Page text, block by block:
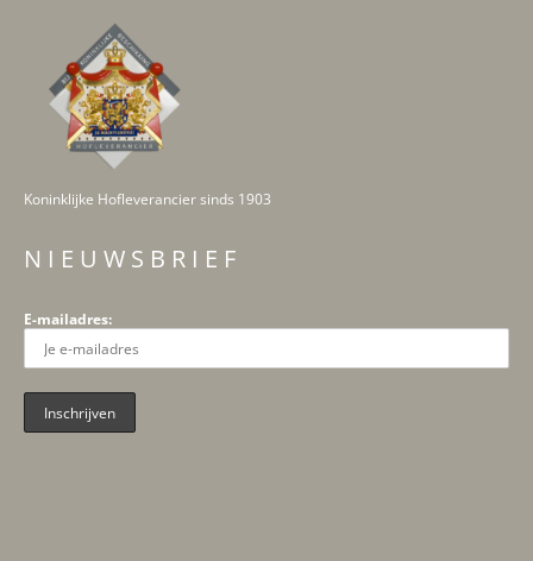
Koninklijke Hofleverancier sinds 1903
N I E U W S B R I E F
E-mailadres: